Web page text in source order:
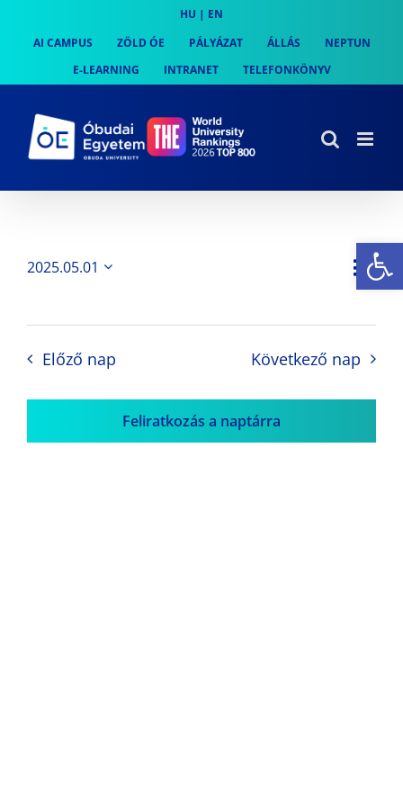
content
HU | EN
AI CAMPUS
ZÖLD ÓE PÁLYÁZAT ÁLLÁS
NEPTUN
E-LEARNING
INTRANET TELEFONKÖNYV
Nap
2025.05.01
Előző nap Következő nap
Feliratkozás a naptárra